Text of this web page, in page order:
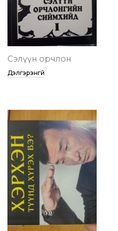
Сэлүүн орчлон
Дэлгэрэнгүй